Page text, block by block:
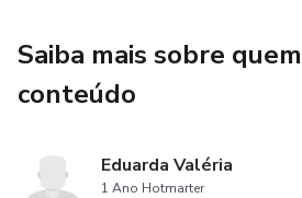
Saiba mais sobre
conteúdo
Eduarda Valéria
1 Ano Hotmarter